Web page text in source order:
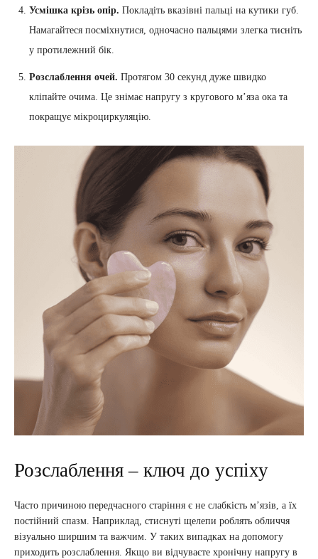
Усмішка крізь опір. Покладіть вказівні пальці на кутики губ.
Намагайтеся посміхнутися, одночасно пальцями злегка тисніть
у протилежний бік.
Розслаблення очей. Протягом 30 секунд дуже швидко
кліпайте очима. Це знімає напругу з кругового м’яза ока та
покращує мікроциркуляцію.
Розслаблення – ключ до успіху
Часто причиною передчасного старіння є не слабкість м’язів, а їх
постійний спазм. Наприклад, стиснуті щелепи роблять обличчя
візуально ширшим та важчим. У таких випадках на допомогу
приходить розслаблення. Якщо ви відчуваєте хронічну напругу в